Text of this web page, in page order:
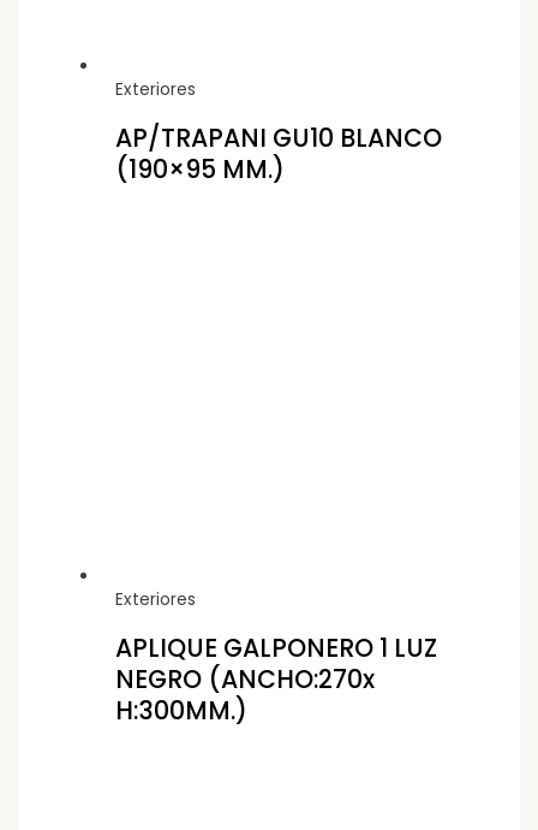
Exteriores
AP/TRAPANI GU10 BLANCO
(190×95 MM.)
Exteriores
APLIQUE GALPONERO 1 LUZ
NEGRO (ANCHO:270x
H:300MM.)